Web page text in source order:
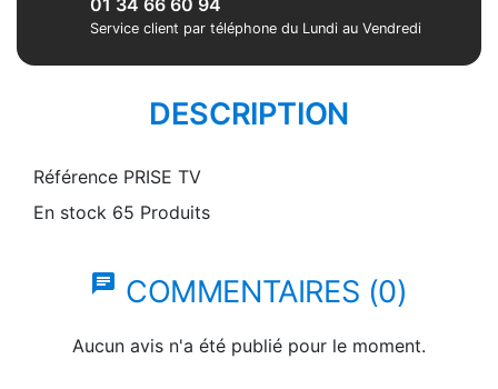
01 34 66 60 94
Service client par téléphone du Lundi au Vendredi
DESCRIPTION
Référence PRISE TV
En stock 65 Produits
chat COMMENTAIRES (0)
Aucun avis n'a été publié pour le moment.